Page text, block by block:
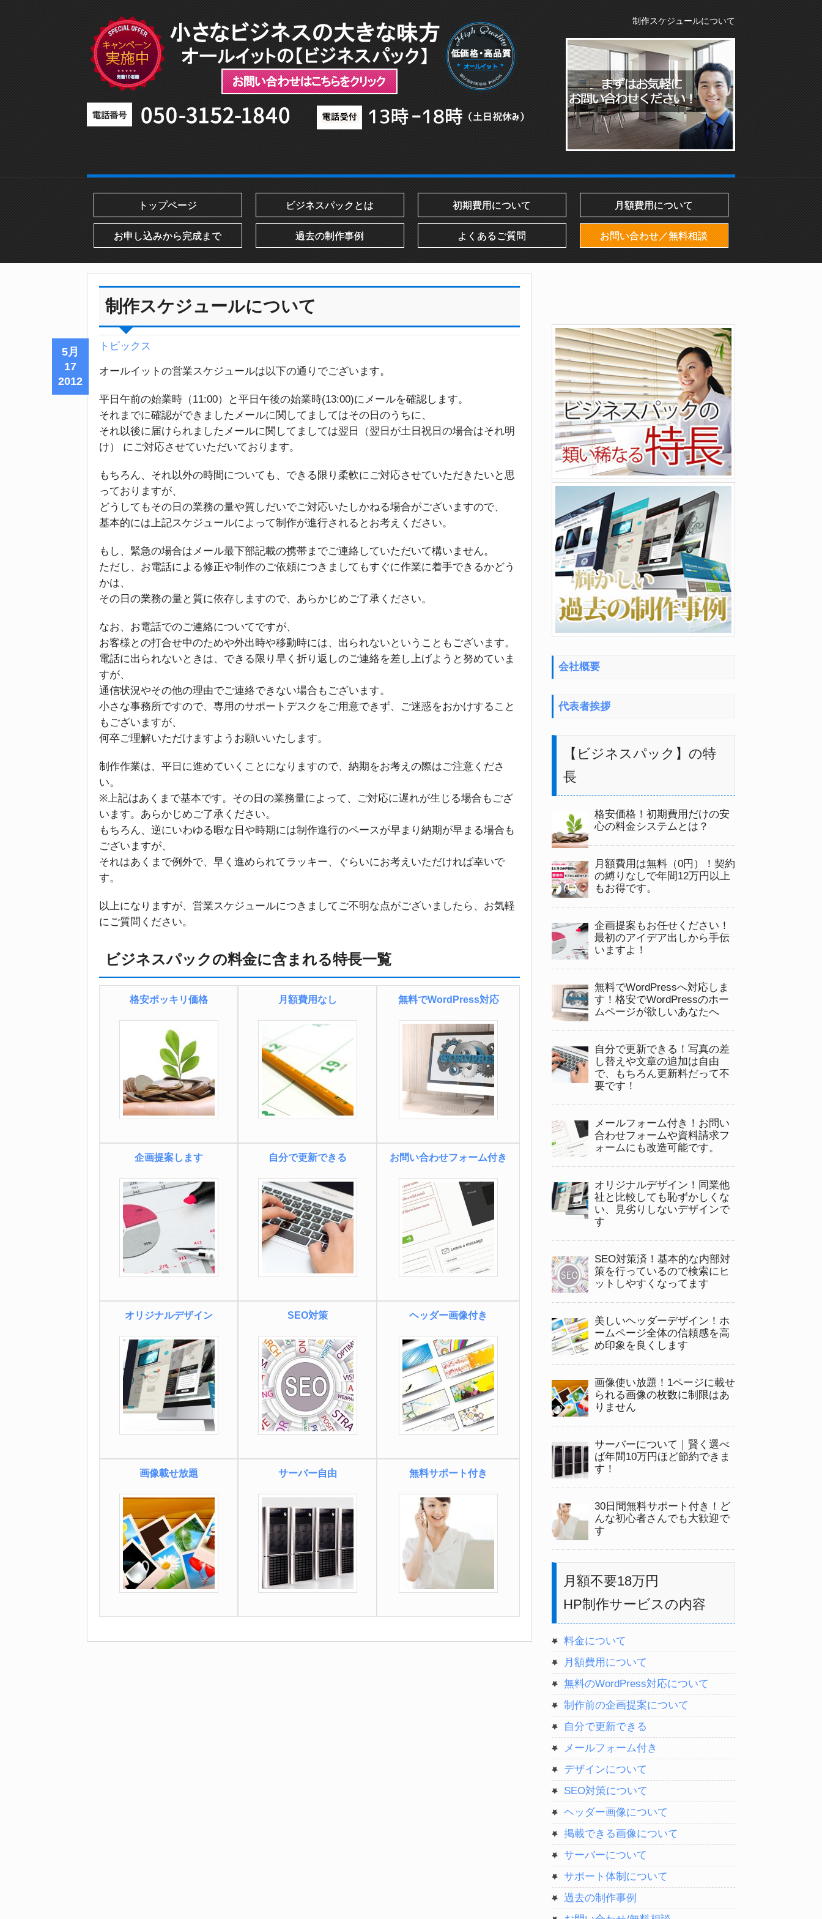
制作スケジュールについて
トップページ ビジネスパックとは 初期費用について 月額費用について
お申し込みから完成まで 過去の制作事例 よくあるご質問 お問い合わせ／無料相談
制作スケジュールについて
5月
17
2012
トピックス
オールイットの営業スケジュールは以下の通りでございます。
平日午前の始業時（11:00）と平日午後の始業時(13:00)にメールを確認します。
それまでに確認ができましたメールに関してましてはその日のうちに、
それ以後に届けられましたメールに関してましては翌日（翌日が土日祝日の場合はそれ明
け） にご対応させていただいております。
もちろん、それ以外の時間についても、できる限り柔軟にご対応させていただきたいと思
っておりますが、
どうしてもその日の業務の量や質しだいでご対応いたしかねる場合がございますので、
基本的には上記スケジュールによって制作が進行されるとお考えください。
もし、緊急の場合はメール最下部記載の携帯までご連絡していただいて構いません。
ただし、お電話による修正や制作のご依頼につきましてもすぐに作業に着手できるかどう
かは、
その日の業務の量と質に依存しますので、あらかじめご了承ください。
なお、お電話でのご連絡についてですが、
お客様との打合せ中のためや外出時や移動時には、出られないということもございます。
電話に出られないときは、できる限り早く折り返しのご連絡を差し上げようと努めていま
すが、
通信状況やその他の理由でご連絡できない場合もございます。
小さな事務所ですので、専用のサポートデスクをご用意できず、ご迷惑をおかけすること
もございますが、
何卒ご理解いただけますようお願いいたします。
制作作業は、平日に進めていくことになりますので、納期をお考えの際はご注意くださ
い。
※上記はあくまで基本です。その日の業務量によって、ご対応に遅れが生じる場合もござ
います。あらかじめご了承ください。
もちろん、逆にいわゆる暇な日や時期には制作進行のペースが早まり納期が早まる場合も
ございますが、
それはあくまで例外で、早く進められてラッキー、ぐらいにお考えいただければ幸いで
す。
以上になりますが、営業スケジュールにつきましてご不明な点がございましたら、お気軽
にご質問ください。
ビジネスパックの料金に含まれる特長一覧
格安ポッキリ価格 月額費用なし 無料でWordPress対応
企画提案します 自分で更新できる お問い合わせフォーム付き
オリジナルデザイン SEO対策 ヘッダー画像付き
画像載せ放題 サーバー自由 無料サポート付き
会社概要
代表者挨拶
【ビジネスパック】の特
長
格安価格！初期費用だけの安
心の料金システムとは？
月額費用は無料（0円）！契約
の縛りなしで年間12万円以上
もお得です。
企画提案もお任せください！
最初のアイデア出しから手伝
いますよ！
無料でWordPressへ対応しま
す！格安でWordPressのホー
ムページが欲しいあなたへ
自分で更新できる！写真の差
し替えや文章の追加は自由
で、もちろん更新料だって不
要です！
メールフォーム付き！お問い
合わせフォームや資料請求フ
ォームにも改造可能です。
オリジナルデザイン！同業他
社と比較しても恥ずかしくな
い、見劣りしないデザインで
す
SEO対策済！基本的な内部対
策を行っているので検索にヒ
ットしやすくなってます
美しいヘッダーデザイン！ホ
ームページ全体の信頼感を高
め印象を良くします
画像使い放題！1ページに載せ
られる画像の枚数に制限はあ
りません
サーバーについて｜賢く選べ
ば年間10万円ほど節約できま
す！
30日間無料サポート付き！ど
んな初心者さんでも大歓迎で
す
月額不要18万円
HP制作サービスの内容
料金について
月額費用について
無料のWordPress対応について
制作前の企画提案について
自分で更新できる
メールフォーム付き
デザインについて
SEO対策について
ヘッダー画像について
掲載できる画像について
サーバーについて
サポート体制について
過去の制作事例